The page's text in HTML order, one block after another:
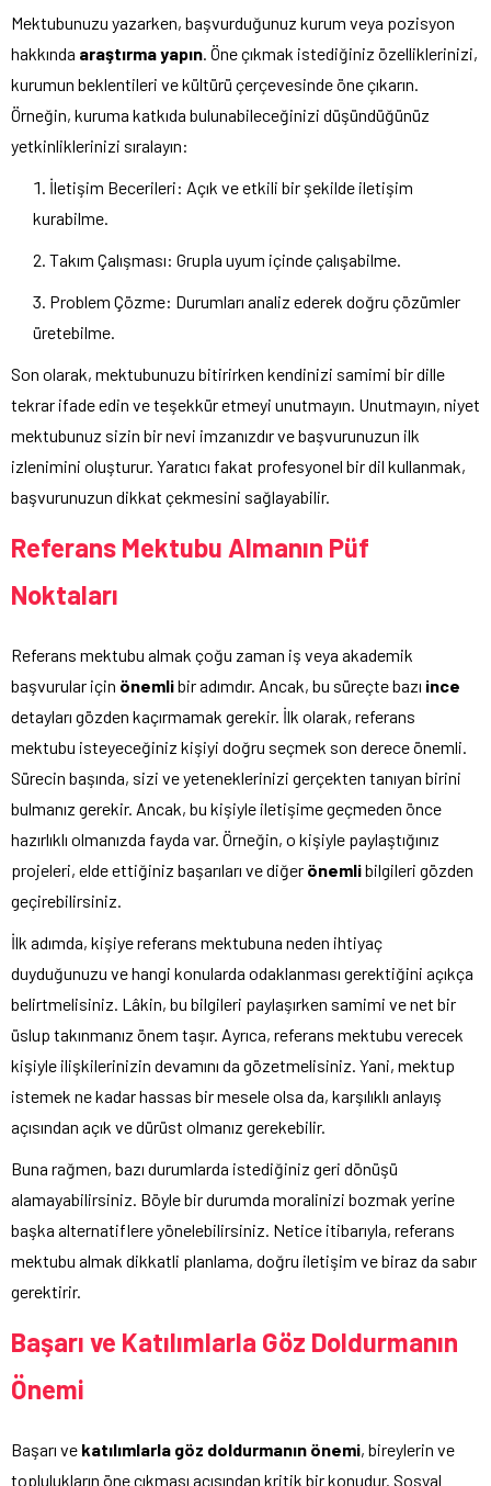
Mektubunuzu yazarken, başvurduğunuz kurum veya pozisyon
hakkında araştırma yapın . Öne çıkmak istediğiniz özelliklerinizi,
kurumun beklentileri ve kültürü çerçevesinde öne çıkarın.
Örneğin, kuruma katkıda bulunabileceğinizi düşündüğünüz
yetkinliklerinizi sıralayın:
İletişim Becerileri: Açık ve etkili bir şekilde iletişim
kurabilme.
Takım Çalışması: Grupla uyum içinde çalışabilme.
Problem Çözme: Durumları analiz ederek doğru çözümler
üretebilme.
Son olarak, mektubunuzu bitirirken kendinizi samimi bir dille
tekrar ifade edin ve teşekkür etmeyi unutmayın. Unutmayın, niyet
mektubunuz sizin bir nevi imzanızdır ve başvurunuzun ilk
izlenimini oluşturur. Yaratıcı fakat profesyonel bir dil kullanmak,
başvurunuzun dikkat çekmesini sağlayabilir.
Referans Mektubu Almanın Püf
Noktaları
Referans mektubu almak çoğu zaman iş veya akademik
başvurular için önemlibir adımdır. Ancak, bu süreçte bazı ince
detayları gözden kaçırmamak gerekir. İlk olarak, referans
mektubu isteyeceğiniz kişiyi doğru seçmek son derece önemli.
Sürecin başında, sizi ve yeteneklerinizi gerçekten tanıyan birini
bulmanız gerekir. Ancak, bu kişiyle iletişime geçmeden önce
hazırlıklı olmanızda fayda var. Örneğin, o kişiyle paylaştığınız
projeleri, elde ettiğiniz başarıları ve diğer önemlibilgileri gözden
geçirebilirsiniz.
İlk adımda, kişiye referans mektubuna neden ihtiyaç
duyduğunuzu ve hangi konularda odaklanması gerektiğini açıkça
belirtmelisiniz. Lâkin, bu bilgileri paylaşırken samimi ve net bir
üslup takınmanız önem taşır. Ayrıca, referans mektubu verecek
kişiyle ilişkilerinizin devamını da gözetmelisiniz. Yani, mektup
istemek ne kadar hassas bir mesele olsa da, karşılıklı anlayış
açısından açık ve dürüst olmanız gerekebilir.
Buna rağmen, bazı durumlarda istediğiniz geri dönüşü
alamayabilirsiniz. Böyle bir durumda moralinizi bozmak yerine
başka alternatiflere yönelebilirsiniz. Netice itibarıyla, referans
mektubu almak dikkatli planlama, doğru iletişim ve biraz da sabır
gerektirir.
Başarı ve Katılımlarla Göz Doldurmanın
Önemi
Başarı ve katılımlarla göz doldurmanın önemi, bireylerin ve
toplulukların öne çıkması açısından kritik bir konudur. Sosyal